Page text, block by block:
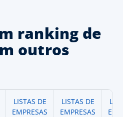
ranking de
outros
LISTAS DE
EMPRESAS
LISTAS DE
EMPRESAS